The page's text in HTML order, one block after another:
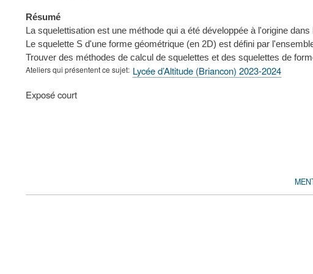
Résumé
La squelettisation est une méthode qui a été développée à l'origine
Le squelette S d'une forme géométrique (en 2D) est défini par
Trouver des méthodes de calcul de squelettes et des squelettes de
Ateliers qui présentent ce sujet Lycée d’Altitude (Briancon) 2023-2024
Type
Exposé court
FOOTER